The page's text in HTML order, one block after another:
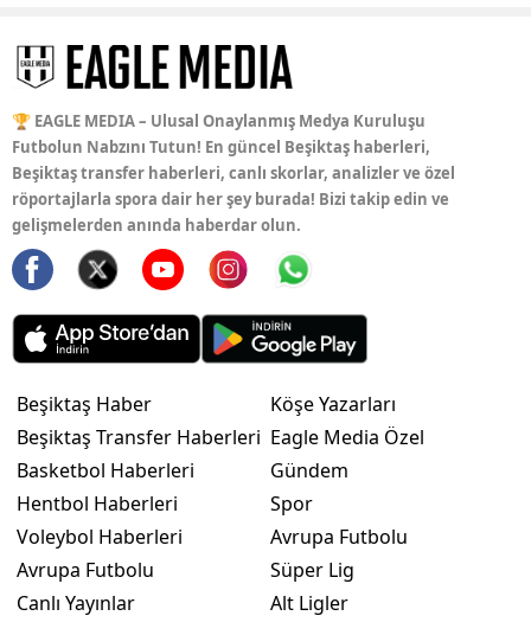
🏆 EAGLE MEDIA – Ulusal Onaylanmış Medya Kuruluşu
Futbolun Nabzını Tutun! En güncel Beşiktaş haberleri,
Beşiktaş transfer haberleri, canlı skorlar, analizler ve özel
röportajlarla spora dair her şey burada! Bizi takip edin ve
gelişmelerden anında haberdar olun.
Beşiktaş Haber
Beşiktaş Transfer Haberleri
Basketbol Haberleri
Hentbol Haberleri
Voleybol Haberleri
Avrupa Futbolu
Canlı Yayınlar
Köşe Yazarları
Eagle Media Özel
Gündem
Spor
Avrupa Futbolu
Süper Lig
Alt Ligler